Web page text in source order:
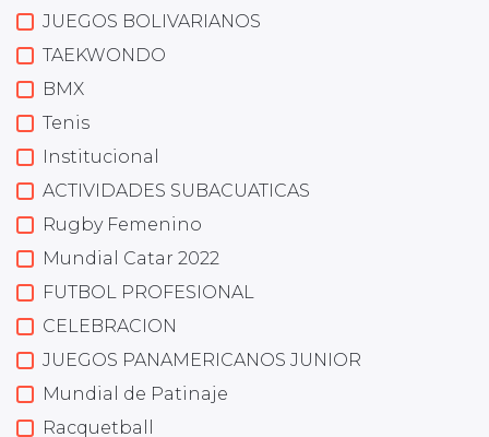
JUEGOS BOLIVARIANOS
TAEKWONDO
BMX
Tenis
Institucional
ACTIVIDADES SUBACUATICAS
Rugby Femenino
Mundial Catar 2022
FUTBOL PROFESIONAL
CELEBRACION
JUEGOS PANAMERICANOS JUNIOR
Mundial de Patinaje
Racquetball